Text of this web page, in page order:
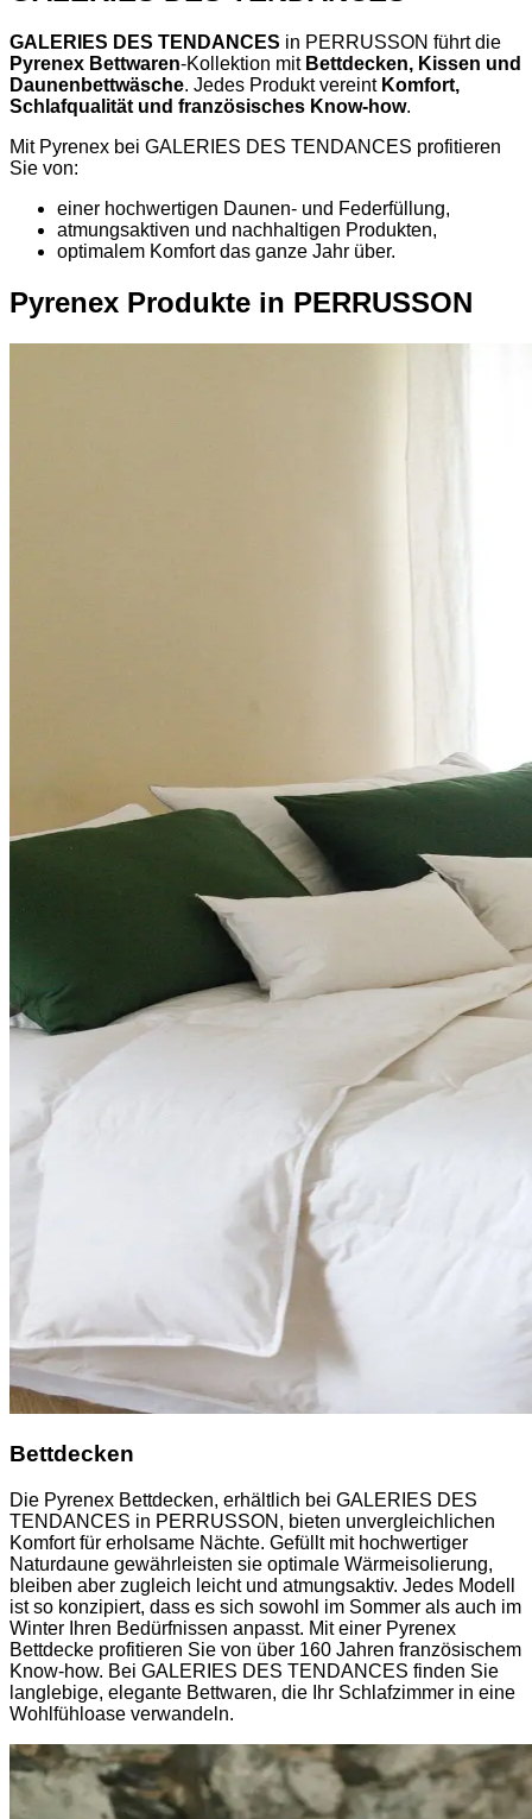
GALERIES DES TENDANCES in PERRUSSON führt die
Pyrenex Bettwaren-Kollektion mit Bettdecken, Kissen und
Daunenbettwäsche. Jedes Produkt vereint Komfort,
Schlafqualität und französisches Know-how.
Mit Pyrenex bei GALERIES DES TENDANCES profitieren
Sie von:
einer hochwertigen Daunen- und Federfüllung,
atmungsaktiven und nachhaltigen Produkten,
optimalem Komfort das ganze Jahr über.
Pyrenex Produkte in PERRUSSON
Bettdecken
Die Pyrenex Bettdecken, erhältlich bei GALERIES DES
TENDANCES in PERRUSSON, bieten unvergleichlichen
Komfort für erholsame Nächte. Gefüllt mit hochwertiger
Naturdaune gewährleisten sie optimale Wärmeisolierung,
bleiben aber zugleich leicht und atmungsaktiv. Jedes Modell
ist so konzipiert, dass es sich sowohl im Sommer als auch im
Winter Ihren Bedürfnissen anpasst. Mit einer Pyrenex
Bettdecke profitieren Sie von über 160 Jahren französischem
Know-how. Bei GALERIES DES TENDANCES finden Sie
langlebige, elegante Bettwaren, die Ihr Schlafzimmer in eine
Wohlfühloase verwandeln.